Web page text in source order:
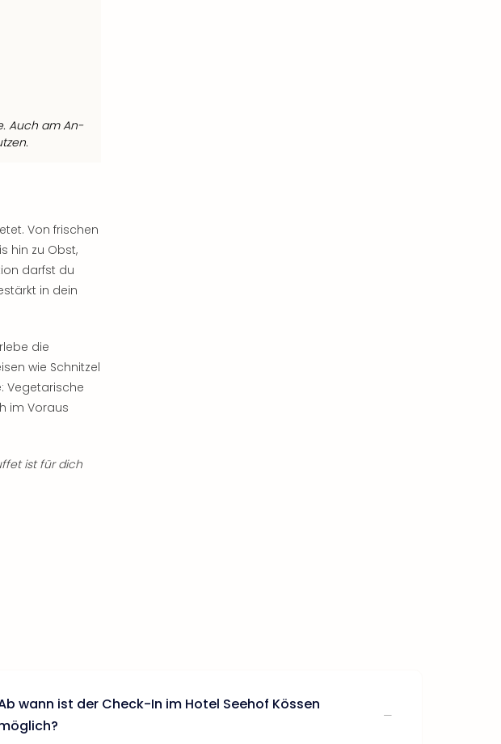
Auch am An-
Von frischen
hin zu Obst,
darfst du
in dein
die
wie Schnitzel
Vegetarische
im Voraus
ist für dich
wann ist der Check-In im Hotel Seehof Kössen